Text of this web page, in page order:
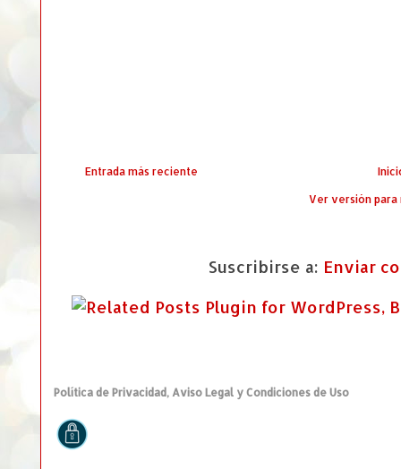
Entrada más reciente
Ver versión
Suscribirse a: Enviar
Política de Privacidad, Aviso Legal y Condiciones de Uso